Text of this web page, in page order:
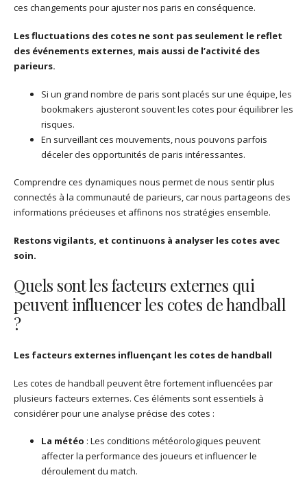
ces changements pour ajuster nos paris en conséquence.
Les fluctuations des cotes ne sont pas seulement le reflet
des événements externes, mais aussi de l’activité des
parieurs.
Si un grand nombre de paris sont placés sur une équipe, les
bookmakers ajusteront souvent les cotes pour équilibrer les
risques.
En surveillant ces mouvements, nous pouvons parfois
déceler des opportunités de paris intéressantes.
Comprendre ces dynamiques nous permet de nous sentir plus
connectés à la communauté de parieurs, car nous partageons des
informations précieuses et affinons nos stratégies ensemble.
Restons vigilants, et continuons à analyser les cotes avec
soin.
Quels sont les facteurs externes qui
peuvent influencer les cotes de handball
?
Les facteurs externes influençant les cotes de handball
Les cotes de handball peuvent être fortement influencées par
plusieurs facteurs externes. Ces éléments sont essentiels à
considérer pour une analyse précise des cotes :
La météo : Les conditions météorologiques peuvent
affecter la performance des joueurs et influencer le
déroulement du match.